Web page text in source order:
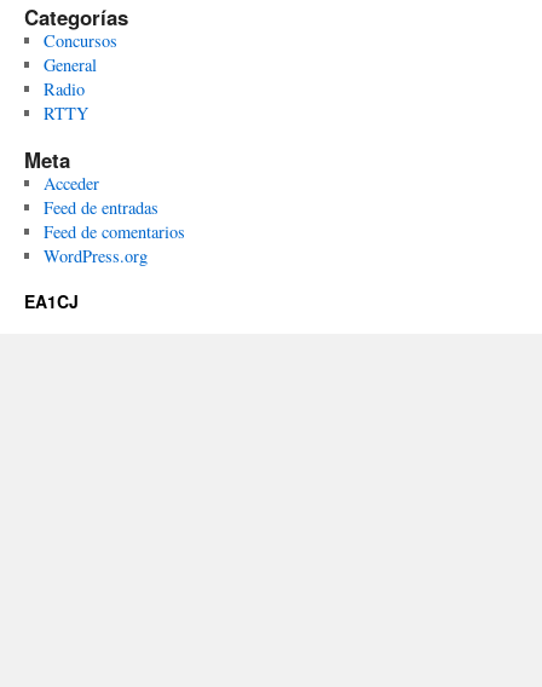
Categorías
Concursos
General
Radio
RTTY
Meta
Acceder
Feed de entradas
Feed de comentarios
WordPress.org
EA1CJ